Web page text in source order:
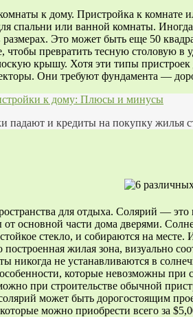
к дому. Пристройка к комнате
спальни или ванной комнаты.
Это может быть еще 50
чтобы превратить тесную
крышу. Хотя эти типы
Они требуют фундамента —
к дому: Плюсы и минусы
падают и кредиты на покупку жилья
для отдыха. Солярий —
основной части дома дверями.
стекло, и собираются на
построенная жилая зона,
никогда не устанавливаются в
которые невозможны при
при строительстве обычной
может быть дорогостоящим
можно приобрести всего за